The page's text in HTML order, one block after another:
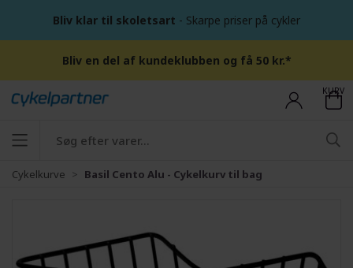
Bliv klar til skoletsart - Skarpe priser på cykler
Bliv en del af kundeklubben og få 50 kr.*
KURV
Cykelkurve Basil Cento Alu - Cykelkurv til bag